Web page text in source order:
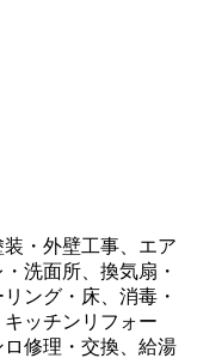
・外壁工事、エア
洗面所、換気扇・
ング・床、消毒・
ッチンリフォー
修理・交換、給湯